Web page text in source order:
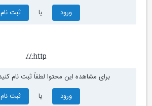
ورود
ثبت نام
http://
برای مشاهده این محتوا لطفاً ثبت نام کنید
ورود
ثبت نام